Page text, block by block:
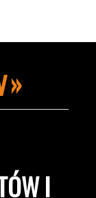
I